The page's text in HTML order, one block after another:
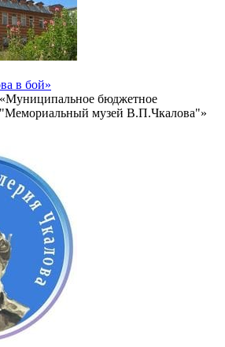
в бой»
бюджетное
музей В.П.Чкалова"»